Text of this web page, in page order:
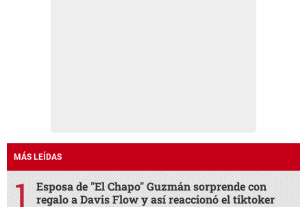
MÁS LEÍDAS
Esposa de "El Chapo" Guzmán sorprende con
regalo a Davis Flow y así reaccionó el tiktoker